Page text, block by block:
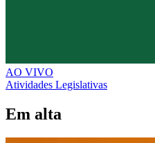
AO VIVO
Atividades Legislativas
Em alta